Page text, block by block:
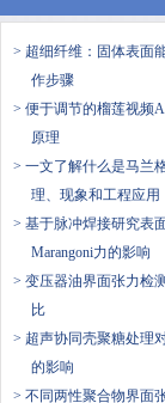
> 超细纤维：固体表
作步骤
> 便于调节的榴莲视频
原理
> 一文了解什么是​马兰
理、现象和工程应用
> 基于脉冲焊接研究表
Marangoni力的影响
> 变压器油界面张力检
比
> 超声协同壳聚糖处理
的影响
> 不同两性聚合物界面张